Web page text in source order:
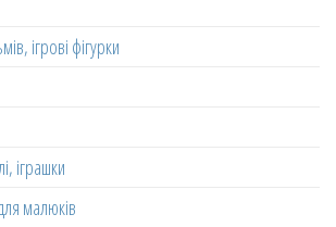
ігрові фігурки
іграшки
малюків